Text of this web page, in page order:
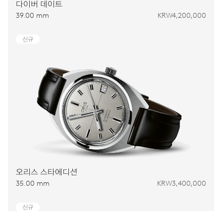
다이버 데이트
39.00 mm KRW4,200,000
신규
오리스 스타에디션
35.00 mm KRW3,400,000
신규